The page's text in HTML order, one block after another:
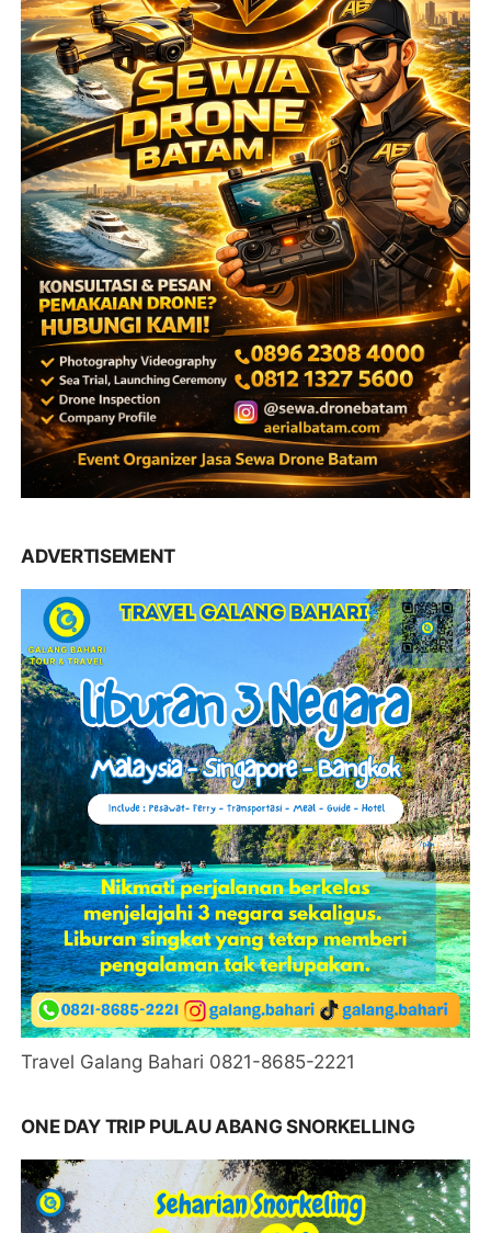
ADVERTISEMENT
Travel Galang Bahari 0821-8685-2221
ONE DAY TRIP PULAU ABANG SNORKELLING